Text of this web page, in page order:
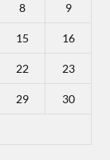
8 9
15 16
22 23
29 30